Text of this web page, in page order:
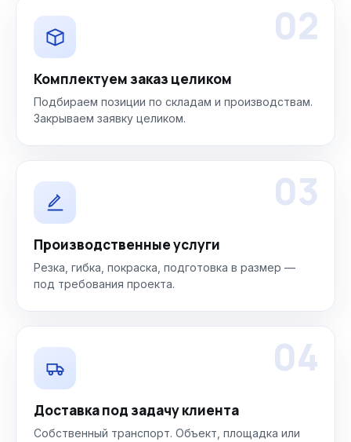
02
Комплектуем заказ целиком
Подбираем позиции по складам и производствам.
Закрываем заявку целиком.
03
Производственные услуги
Резка, гибка, покраска, подготовка в размер —
под требования проекта.
04
Доставка под задачу клиента
Собственный транспорт. Объект, площадка или